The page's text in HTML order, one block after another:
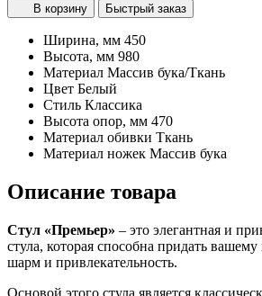
В корзину Быстрый заказ
Ширина, мм 450
Высота, мм 980
Материал Массив бука/Ткань
Цвет Белый
Стиль Классика
Высота опор, мм 470
Материал обивки Ткань
Материал ножек Массив бука
Описание товара
Стул «Премьер» – это элегантная и
стула, которая способна придать
шарм и привлекательность.
Основой этого стула является